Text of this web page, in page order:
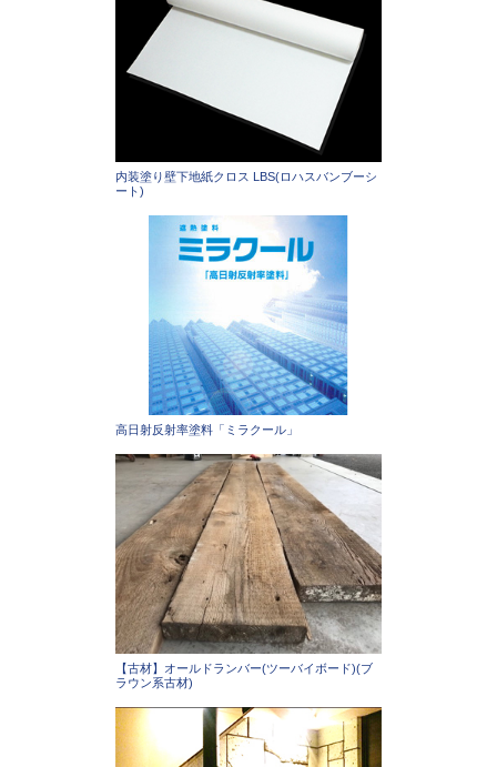
内装塗り壁下地紙クロス LBS(ロハスバンブーシ
ート)
高日射反射率塗料「ミラクール」
【古材】オールドランバー(ツーバイボード)(ブ
ラウン系古材)